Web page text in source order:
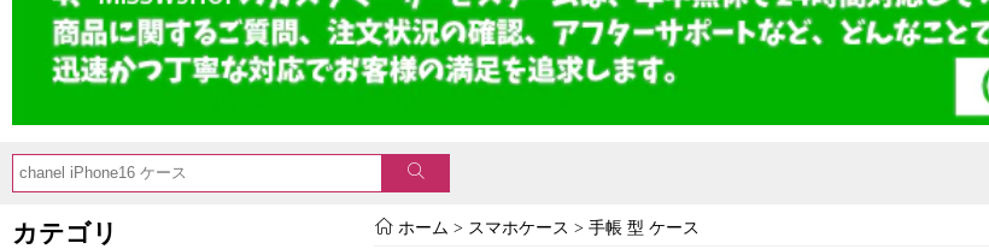
カテゴリ ホーム > スマホケース > 手帳 型 ケース